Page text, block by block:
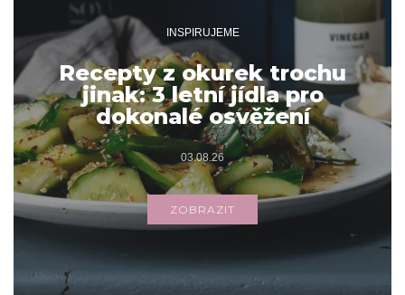
INSPIRUJEME
Recepty z okurek trochu
jinak: 3 letní jídla pro
dokonalé osvěžení
03.08.26
ZOBRAZIT